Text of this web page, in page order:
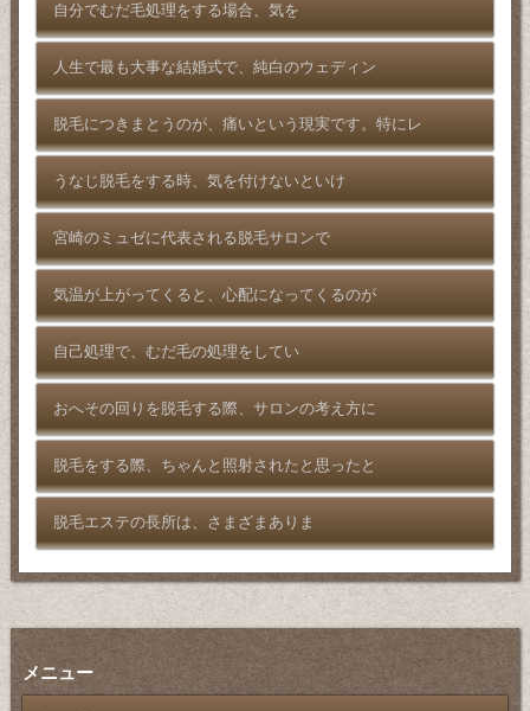
自分でむだ毛処理をする場合、気を
人生で最も大事な結婚式で、純白のウェディン
脱毛につきまとうのが、痛いという現実です。特にレ
うなじ脱毛をする時、気を付けないといけ
宮崎のミュゼに代表される脱毛サロンで
気温が上がってくると、心配になってくるのが
自己処理で、むだ毛の処理をしてい
おへその回りを脱毛する際、サロンの考え方に
脱毛をする際、ちゃんと照射されたと思ったと
脱毛エステの長所は、さまざまありま
メニュー